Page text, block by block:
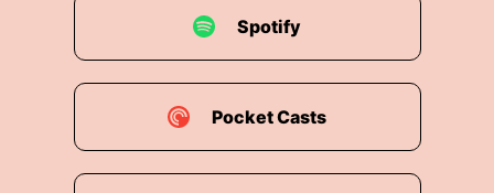
Spotify
Pocket Casts